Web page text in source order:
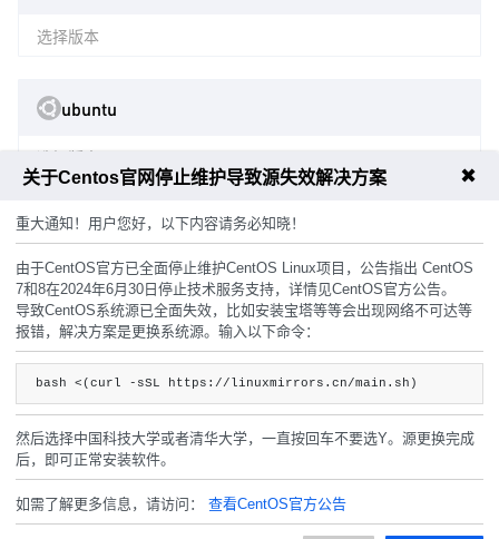
选择版本
ubuntu
选择版本
主机密码
随机生成
周期
月
季 年 两年
关于Centos官网停止维护导致源失效解决方案 ✖
重大通知！用户您好，以下内容请务必知晓！
由于CentOS官方已全面停止维护CentOS Linux项目，公告指出 CentOS
7和8在2024年6月30日停止技术服务支持，详情见CentOS官方公告。
导致CentOS系统源已全面失效，比如安装宝塔等等会出现网络不可达等
报错，解决方案是更换系统源。输入以下命令：
bash <(curl -sSL https://linuxmirrors.cn/main.sh)
然后选择中国科技大学或者清华大学，一直按回车不要选Y。源更换完成
后，即可正常安装软件。
如需了解更多信息，请访问： 查看CentOS官方公告